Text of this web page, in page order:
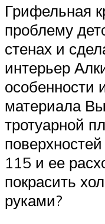
Грифельная
проблему
стенах и
интерьер
особенности
материала
тротуарной
115 и ее
покрасить
руками?